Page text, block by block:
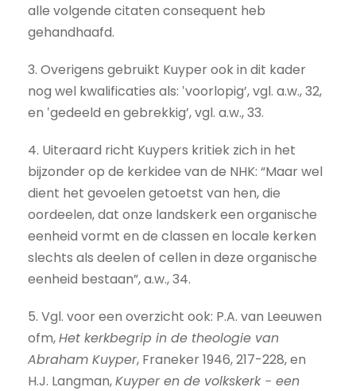
alle volgende citaten consequent heb
gehandhaafd.
3. Overigens gebruikt Kuyper ook in dit kader
nog wel kwalificaties als: ‛voorlopig’, vgl. a.w., 32,
en ‛gedeeld en gebrekkig’, vgl. a.w., 33.
4. Uiteraard richt Kuypers kritiek zich in het
bijzonder op de kerkidee van de NHK: “Maar wel
dient het gevoelen getoetst van hen, die
oordeelen, dat onze landskerk een organische
eenheid vormt en de classen en locale kerken
slechts als deelen of cellen in deze organische
eenheid bestaan”, a.w., 34.
5. Vgl. voor een overzicht ook: P.A. van Leeuwen
ofm,Het kerkbegrip in de theologie van
Abraham Kuyper, Franeker 1946, 217-228, en
H.J. Langman,Kuyper en de volkskerk − een